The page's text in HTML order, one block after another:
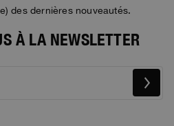
des dernières nouveautés.
À LA NEWSLETTER